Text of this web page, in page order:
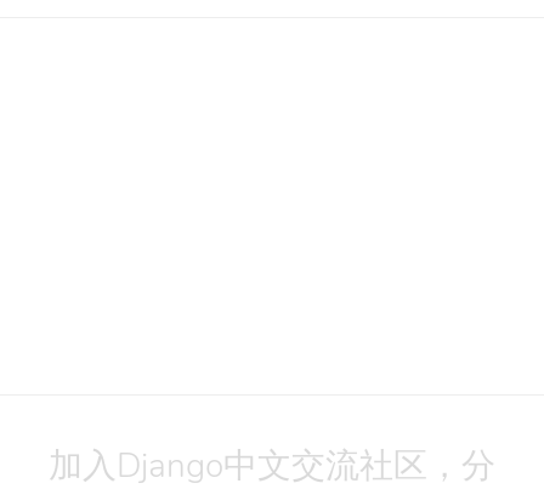
加入Django中文交流社区，分